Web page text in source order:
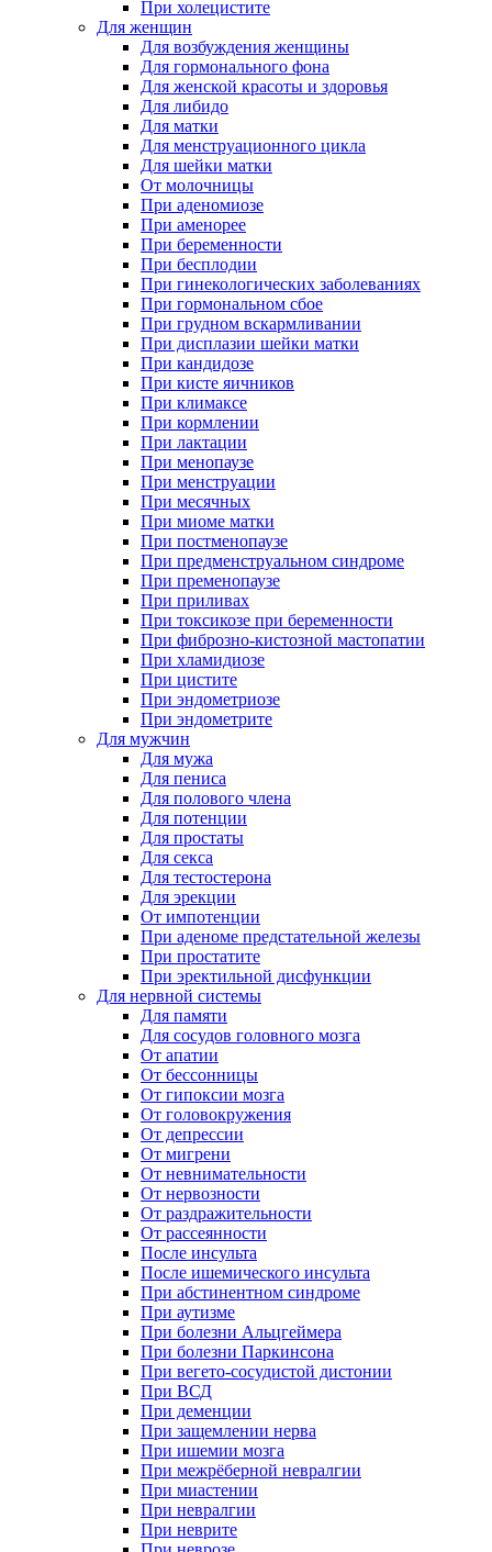
При холецистите
Для женщин
Для возбуждения женщины
Для гормонального фона
Для женской красоты и здоровья
Для либидо
Для матки
Для менструационного цикла
Для шейки матки
От молочницы
При аденомиозе
При аменорее
При беременности
При бесплодии
При гинекологических заболеваниях
При гормональном сбое
При грудном вскармливании
При дисплазии шейки матки
При кандидозе
При кисте яичников
При климаксе
При кормлении
При лактации
При менопаузе
При менструации
При месячных
При миоме матки
При постменопаузе
При предменструальном синдроме
При пременопаузе
При приливах
При токсикозе при беременности
При фиброзно-кистозной мастопатии
При хламидиозе
При цистите
При эндометриозе
При эндометрите
Для мужчин
Для мужа
Для пениса
Для полового члена
Для потенции
Для простаты
Для секса
Для тестостерона
Для эрекции
От импотенции
При аденоме предстательной железы
При простатите
При эректильной дисфункции
Для нервной системы
Для памяти
Для сосудов головного мозга
От апатии
От бессонницы
От гипоксии мозга
От головокружения
От депрессии
От мигрени
От невнимательности
От нервозности
От раздражительности
От рассеянности
После инсульта
После ишемического инсульта
При абстинентном синдроме
При аутизме
При болезни Альцгеймера
При болезни Паркинсона
При вегето-сосудистой дистонии
При ВСД
При деменции
При защемлении нерва
При ишемии мозга
При межрёберной невралгии
При миастении
При невралгии
При неврите